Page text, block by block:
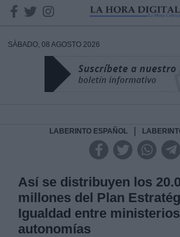
SÁBADO, 08 AGOSTO 2026
LABERINTO ESPAÑOL
Así se distribuyen los
millones del Plan
Igualdad entre
autonomías
DATOS
Responsable:
Legitimación: